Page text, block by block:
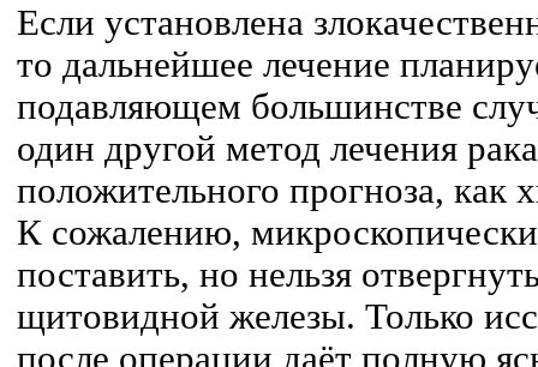
Если установлена
то дальнейшее лечение
подавляющем большинстве
один другой метод лечения
положительного прогноза, как
К сожалению,
поставить, но нельзя
щитовидной железы. Только
после операции даёт полную